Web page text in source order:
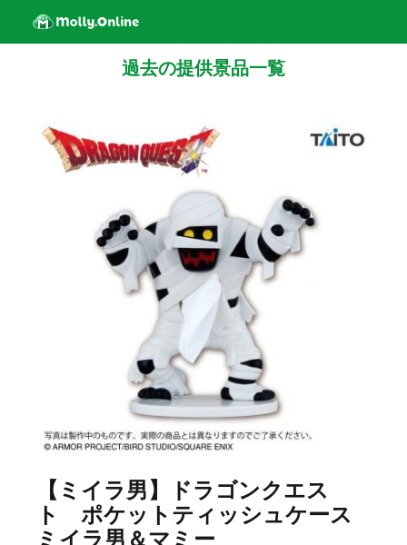
過去の提供景品一覧
【ミイラ男】ドラゴンクエス
ト ポケットティッシュケース
ミイラ男＆マミー